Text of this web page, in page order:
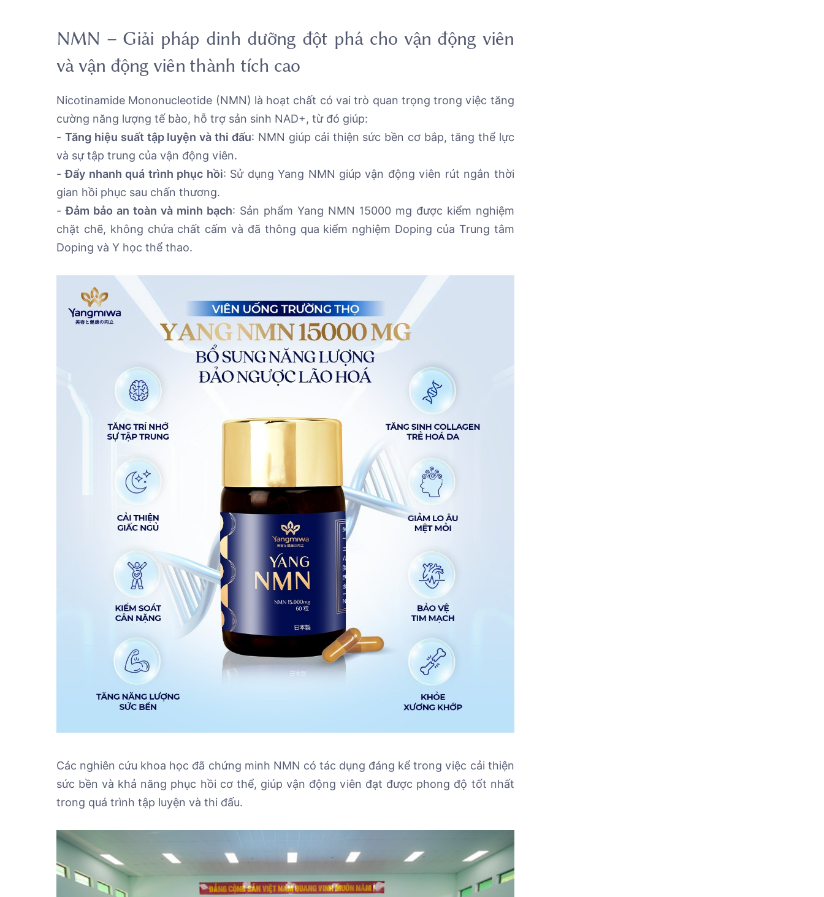
NMN – Giải pháp dinh dưỡng đột phá cho vận động viên
và vận động viên thành tích cao
Nicotinamide Mononucleotide (NMN) là hoạt chất có vai trò quan trọng trong việc tăng
cường năng lượng tế bào, hỗ trợ sản sinh NAD+, từ đó giúp:
- Tăng hiệu suất tập luyện và thi đấu: NMN giúp cải thiện sức bền cơ bắp, tăng thể lực
và sự tập trung của vận động viên.
-Đẩy nhanh quá trình phục hồi: Sử dụng Yang NMN giúp vận động viên rút ngắn thời
gian hồi phục sau chấn thương.
-Đảm bảo an toàn và minh bạch: Sản phẩm Yang NMN 15000 mg được kiểm nghiệm
chặt chẽ, không chứa chất cấm và đã thông qua kiểm nghiệm Doping của Trung tâm
Doping và Y học thể thao.
Các nghiên cứu khoa học đã chứng minh NMN có tác dụng đáng kể trong việc cải thiện
sức bền và khả năng phục hồi cơ thể, giúp vận động viên đạt được phong độ tốt nhất
trong quá trình tập luyện và thi đấu.